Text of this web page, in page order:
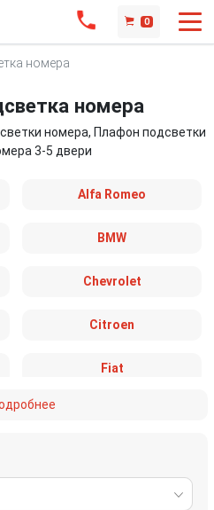
0
номера
номера
номера, Плафон подсветки
3-5 двери
Alfa Romeo
BMW
Chevrolet
Citroen
Fiat